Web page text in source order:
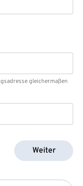
gleichermaßen
Weiter